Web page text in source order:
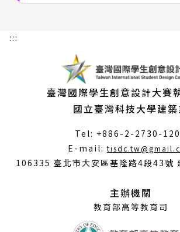
:::
臺灣國際學生創意設計大賽
國立臺灣科技大學建築
Tel: +886-2-2730-
E-mail:
106335 臺北市大安區基隆路4段43號
主辦機關
教育部高等教育司